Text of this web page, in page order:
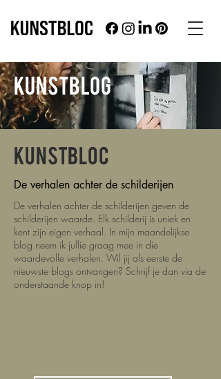
KUNSTBLOG
KUNSTBLOC
De verhalen achter de schilderijen
De verhalen achter de schilderijen geven de
schilderijen waarde. Elk schilderij is uniek en
kent zijn eigen verhaal. In mijn maandelijkse
blog neem ik jullie graag mee in die
waardevolle verhalen. Wil jij als eerste de
nieuwste blogs ontvangen? Schrijf je dan via de
onderstaande knop in!